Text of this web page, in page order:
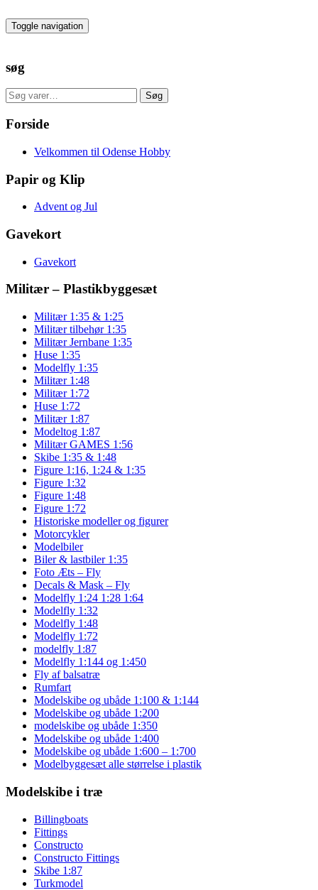
to
the
Toggle navigation
søg
Søg
efter:
Søg
Forside
Velkommen til Odense Hobby
Papir og Klip
Advent og Jul
Gavekort
Gavekort
Militær – Plastikbyggesæt
Militær 1:35 & 1:25
Militær tilbehør 1:35
Militær Jernbane 1:35
Huse 1:35
Modelfly 1:35
Militær 1:48
Militær 1:72
Huse 1:72
Militær 1:87
Modeltog 1:87
Militær GAMES 1:56
Skibe 1:35 & 1:48
Figure 1:16, 1:24 & 1:35
Figure 1:32
Figure 1:48
Figure 1:72
Historiske modeller og figurer
Motorcykler
Modelbiler
Biler & lastbiler 1:35
Foto Æts – Fly
Decals & Mask – Fly
Modelfly 1:24 1:28 1:64
Modelfly 1:32
Modelfly 1:48
Modelfly 1:72
modelfly 1:87
Modelfly 1:144 og 1:450
Fly af balsatræ
Rumfart
Modelskibe og ubåde 1:100 & 1:144
Modelskibe og ubåde 1:200
modelskibe og ubåde 1:350
Modelskibe og ubåde 1:400
Modelskibe og ubåde 1:600 – 1:700
Modelbyggesæt alle størrelse i plastik
Modelskibe i træ
Billingboats
Fittings
Constructo
Constructo Fittings
Skibe 1:87
Turkmodel